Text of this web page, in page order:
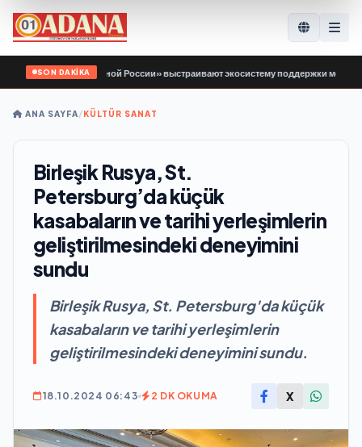
SON DAKİKA
Депутаты «Единой России» выстраивают экосистему поддержки
ANA SAYFA/KÜLTÜR SANAT
Birleşik Rusya, St.
Petersburg’da küçük
kasabaların ve tarihi yerleşimlerin
geliştirilmesindeki deneyimini
sundu
Birleşik Rusya, St. Petersburg'da küçük
kasabaların ve tarihi yerleşimlerin
geliştirilmesindeki deneyimini sundu.
18.10.2024 06:43 2 DK OKUMA X